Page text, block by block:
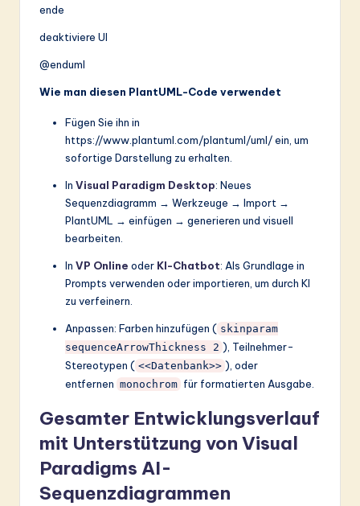
ende
deaktiviere UI
@enduml
Wie man diesen PlantUML-Code verwendet
Fügen Sie ihn in
https://www.plantuml.com/plantuml/uml/ ein, um
sofortige Darstellung zu erhalten.
In Visual Paradigm Desktop: Neues
Sequenzdiagramm → Werkzeuge → Import →
PlantUML → einfügen → generieren und visuell
bearbeiten.
In VP Online oder KI-Chatbot: Als Grundlage in
Prompts verwenden oder importieren, um durch KI
zu verfeinern.
Anpassen: Farben hinzufügen ( skinparam
sequenceArrowThickness 2 ), Teilnehmer-
Stereotypen ( <<Datenbank>> ), oder
entfernen monochrom für formatierten Ausgabe.
Gesamter Entwicklungsverlauf
mit Unterstützung von Visual
Paradigms AI-
Sequenzdiagrammen